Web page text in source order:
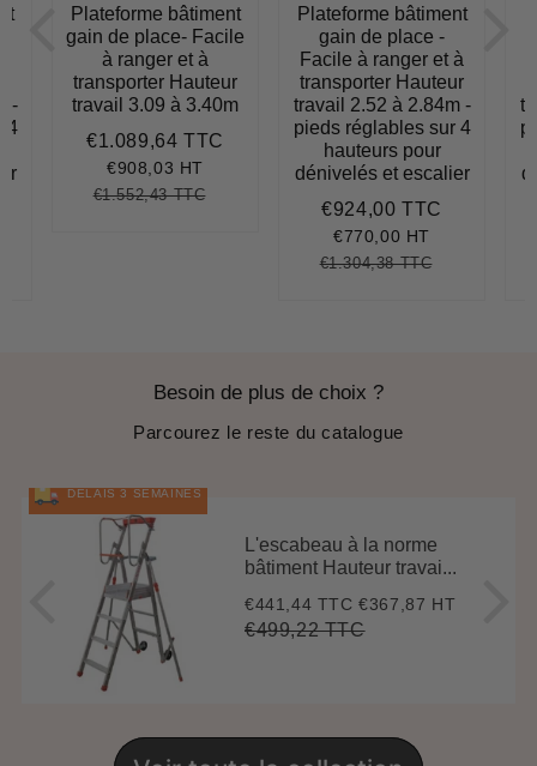
-
4
Plateforme bâtiment
gain de place- Facile
à ranger et à
transporter Hauteur
travail 3.09 à 3.40m
Prix
réduit
€1.089,64 TTC €1.089,64
€908,03 HT
Prix
€1.552,43 TTC€1.552,43
Plateforme bâtiment
gain de place -
Facile à ranger et à
transporter Hauteur
travail 2.52 à 2.84m -
pieds réglables sur 4
hauteurs pour
dénivelés et escalier
Prix
réduit
€924,00 TTC
€770,00 HT
Prix
€1.304,38 TTC€1.304,38
Besoin de plus de choix ?
Parcourez le reste du catalogue
DÉLAIS 3 SEMAINES
L'escabeau à la norme
bâtiment Hauteur travai...
Prix
réduit
€441,44 TTC€441,44
€367,87 HT
Prix
€499,22 TTC€499,22